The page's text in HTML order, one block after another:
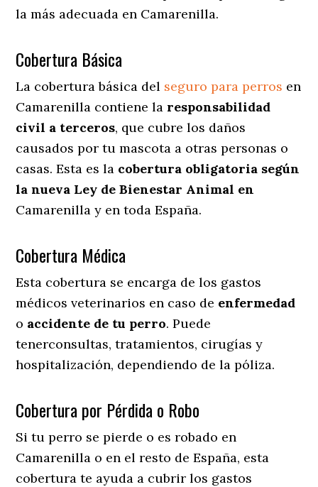
la más adecuada en Camarenilla.
Cobertura Básica
La cobertura básica del seguro para perros en
Camarenilla contiene la responsabilidad
civil a terceros, que cubre los daños
causados por tu mascota a otras personas o
casas. Esta es la cobertura obligatoria según
la nueva Ley de Bienestar Animal en
Camarenilla y en toda España.
Cobertura Médica
Esta cobertura se encarga de los gastos
médicos veterinarios en caso de enfermedad
o accidente de tu perro. Puede
tenerconsultas, tratamientos, cirugías y
hospitalización, dependiendo de la póliza.
Cobertura por Pérdida o Robo
Si tu perro se pierde o es robado en
Camarenilla o en el resto de España, esta
cobertura te ayuda a cubrir los gastos